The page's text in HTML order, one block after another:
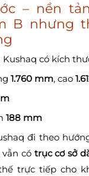
– nền
B nhưng
Kushaq có kích
1.760 mm, cao
188 mm
đi theo
có trục cơ sở
trực tiếp cho